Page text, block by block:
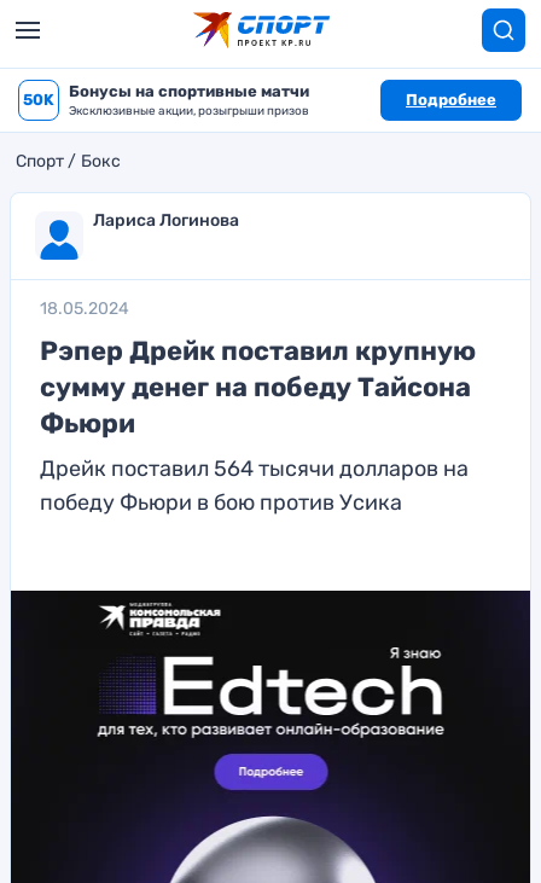
50K Бонусы на спортивные матчи
Эксклюзивные акции, розыгрыши призов
Подробнее
Спорт Бокс
Лариса Логинова
18.05.2024
Рэпер Дрейк поставил крупную
сумму денег на победу Тайсона
Фьюри
Дрейк поставил 564 тысячи долларов на
победу Фьюри в бою против Усика